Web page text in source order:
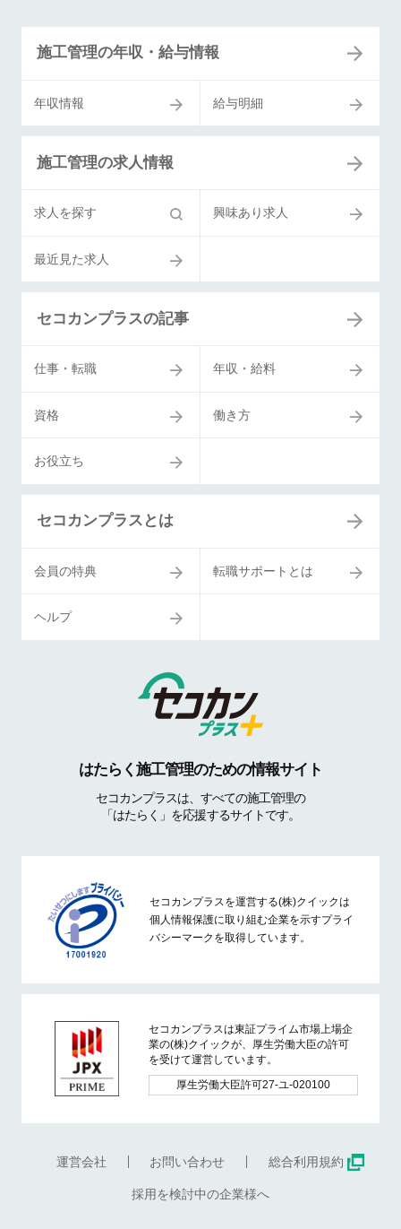
施工管理の年収・給与情報
年収情報 給与明細
施工管理の求人情報
求人を探す 興味あり求人
最近見た求人
セコカンプラスの記事
仕事・転職 年収・給料
資格 働き方
お役立ち
セコカンプラスとは
会員の特典 転職サポートとは
ヘルプ
はたらく施工管理のための情報サイト
セコカンプラスは、すべての施工管理の
「はたらく」を応援するサイトです。
セコカンプラスを運営する(株)クイックは
個人情報保護に取り組む企業を示すプライ
バシーマークを取得しています。
セコカンプラスは東証プライム市場上場企
業の(株)クイックが、厚生労働大臣の許可
を受けて運営しています。
厚生労働大臣許可27-ユ-020100
運営会社 お問い合わせ 総合利用規約
採用を検討中の企業様へ